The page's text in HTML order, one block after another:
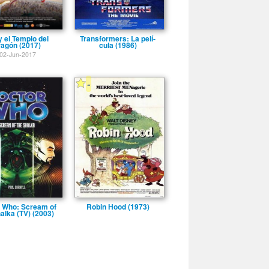
el Templo del
(2017)
02-Jun-2017
Transformers: La pelí­
cula (1986)
Scream of
(TV) (2003)
-
Robin Hood (1973)